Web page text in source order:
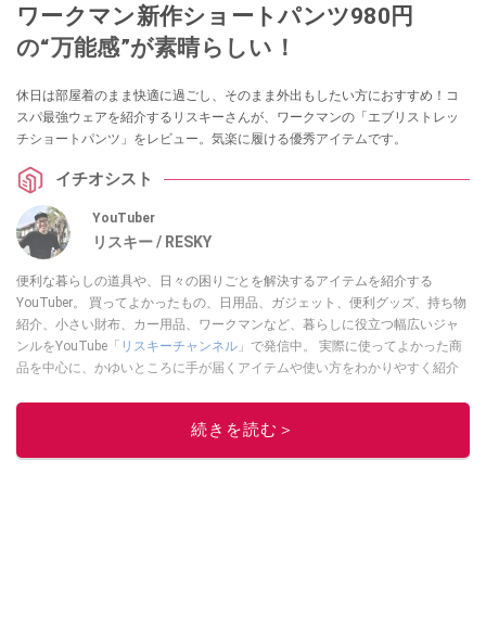
ワークマン新作ショートパンツ980円
の“万能感”が素晴らしい！
休日は部屋着のまま快適に過ごし、そのまま外出もしたい方におすすめ！コ
スパ最強ウェアを紹介するリスキーさんが、ワークマンの「エブリストレッ
チショートパンツ」をレビュー。気楽に履ける優秀アイテムです。
イチオシスト
YouTuber
リスキー / RESKY
便利な暮らしの道具や、日々の困りごとを解決するアイテムを紹介する
YouTuber。 買ってよかったもの、日用品、ガジェット、便利グッズ、持ち物
紹介、小さい財布、カー用品、ワークマンなど、暮らしに役立つ幅広いジャ
ンルをYouTube「 リスキーチャンネル 」で発信中。 実際に使ってよかった商
品を中心に、かゆいところに手が届くアイテムや使い方をわかりやすく紹介
このイチオシストの他の記事を読む
続きを読む＞